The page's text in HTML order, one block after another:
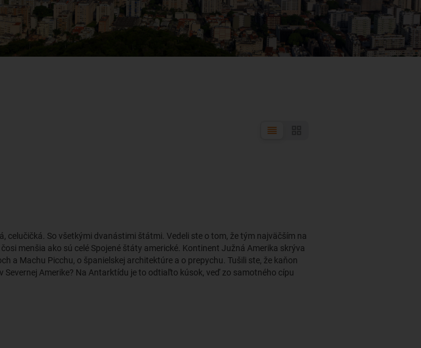
So všetkými dvanástimi štátmi. Vedeli ste o tom, že tým najväčším na
menšia ako sú celé Spojené štáty americké. Kontinent Južná Amerika skrýva
a Machu Picchu, o španielskej architektúre a o prepychu. Tušili ste, že kaňon
Amerike? Na Antarktídu je to odtiaľto kúsok, veď zo samotného cípu